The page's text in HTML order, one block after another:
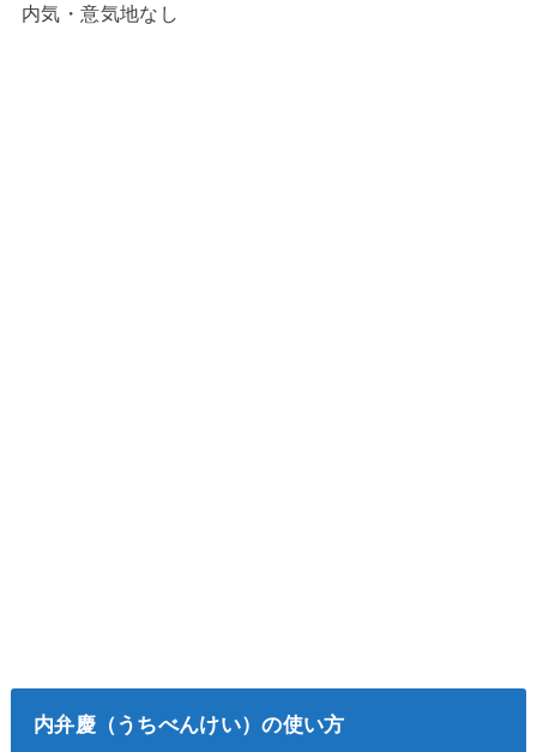
内気・意気地なし
内弁慶（うちべんけい）の使い方